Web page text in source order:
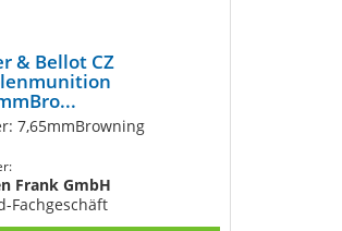
& Bellot CZ
7,65mmBrowning
Frank GmbH
Fachgeschäft